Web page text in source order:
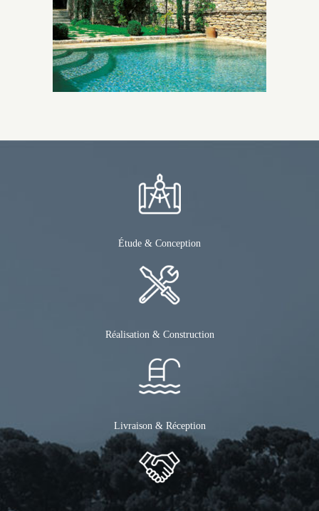
Étude & Conception
Réalisation & Construction
Livraison & Réception